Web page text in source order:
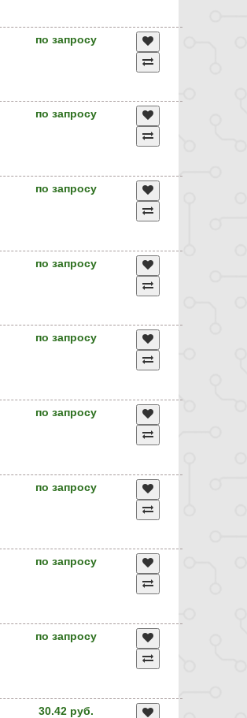
по запросу
по запросу
по запросу
по запросу
по запросу
по запросу
по запросу
по запросу
по запросу
30.42 руб.